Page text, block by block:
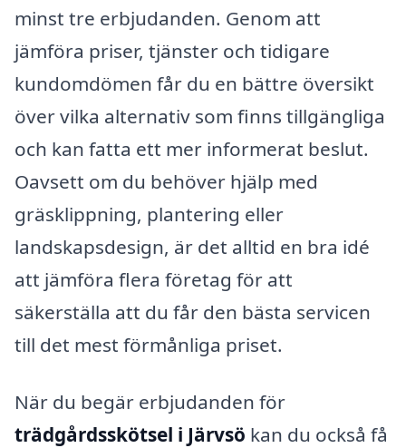
minst tre erbjudanden. Genom att
jämföra priser, tjänster och tidigare
kundomdömen får du en bättre översikt
över vilka alternativ som finns tillgängliga
och kan fatta ett mer informerat beslut.
Oavsett om du behöver hjälp med
gräsklippning, plantering eller
landskapsdesign, är det alltid en bra idé
att jämföra flera företag för att
säkerställa att du får den bästa servicen
till det mest förmånliga priset.
När du begär erbjudanden för
trädgårdsskötsel i Järvsö kan du också få